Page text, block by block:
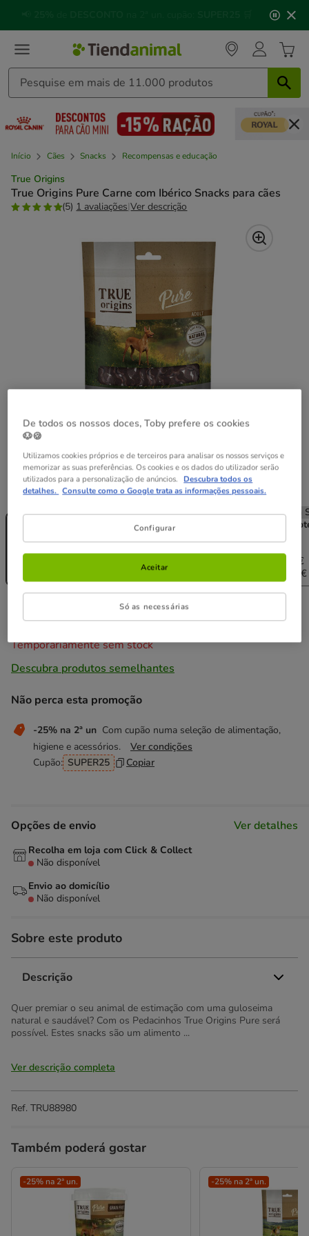
mensagem,
Início Cães Snacks Recompensas e educação
True Origins
True Origins Pure Carne com Ibérico Snacks para cães
(5) 1 avaliações|Ver descrição
Peso:150 g
Sem Stock
2 pacotes x
Sem Stock
(29.03€ / kg)
Sem Stock
6
150 g
Sem
24.78€
Não perca esta promoção
-25% na 2ª un Com cupão numa seleção de alimentação,
higiene e acessórios.
Ver condições
Cupão: SUPER25 Copiar
Preço 4.49€, 29.93 EUR por kg
Temporariamente sem stock
Descubra produtos semelhantes
Opções de envio Ver detalhes
Recolha em loja com Click & Collect
Não disponível
Envio ao domicílio
Não disponível
Sobre este produto
Descrição
Quer premiar o seu animal de estimação com uma guloseima
natural e saudável? Com os Pedacinhos True Origins Pure será
possível. Estes snacks são um alimento ...
Ver descrição completa
Ref. TRU88980
Também poderá gostar
-25% na 2ª un. -25% na 2ª un.
De todos os nossos doces, Toby prefere os cookies
🐶🍪
Utilizamos cookies próprios e de terceiros para analisar os nossos serviços e
memorizar as suas preferências. Os cookies e os dados do utilizador serão
utilizados para a personalização de anúncios. Descubra todos os
detalhes. Consulte como o Google trata as informações pessoais.
Configurar
Só as necessárias
Aceitar